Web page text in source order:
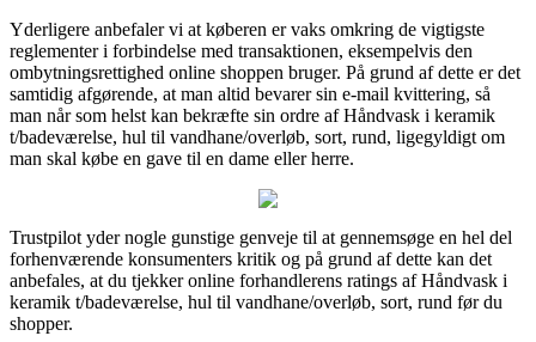
Yderligere anbefaler vi at køberen er vaks omkring de vigtigste
reglementer i forbindelse med transaktionen, eksempelvis den
ombytningsrettighed online shoppen bruger. På grund af dette er det
samtidig afgørende, at man altid bevarer sin e-mail kvittering, så
man når som helst kan bekræfte sin ordre af Håndvask i keramik
t/badeværelse, hul til vandhane/overløb, sort, rund, ligegyldigt om
man skal købe en gave til en dame eller herre.
Trustpilot yder nogle gunstige genveje til at gennemsøge en hel del
forhenværende konsumenters kritik og på grund af dette kan det
anbefales, at du tjekker online forhandlerens ratings af Håndvask i
keramik t/badeværelse, hul til vandhane/overløb, sort, rund før du
shopper.